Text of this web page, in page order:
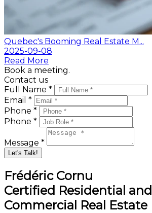
Quebec's Booming Real Estate M...
2025-09-08
Read More
Book a meeting.
Contact us
Full Name *
Email *
Phone *
Phone *
Message *
Let's Talk!
Frédéric Cornu
Certified Residential and
Commercial Real Estate